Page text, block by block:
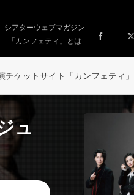
シアターウェブマガジン
「カンフェティ」とは
チケットサイト「カンフェティ」
ュ